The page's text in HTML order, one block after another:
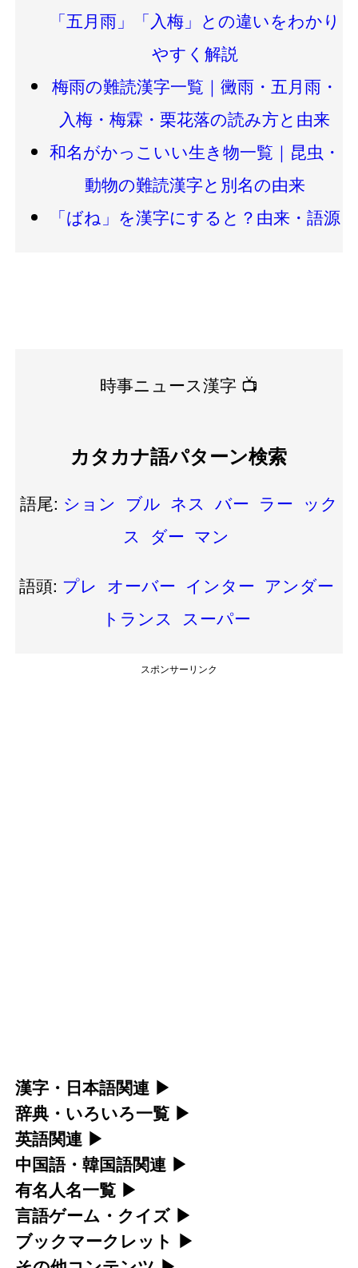
「五月雨」「入梅」との違いをわかり
やすく解説
梅雨の難読漢字一覧｜黴雨・五月雨・
入梅・梅霖・栗花落の読み方と由来
和名がかっこいい生き物一覧｜昆虫・
動物の難読漢字と別名の由来
「ばね」を漢字にすると？由来・語源
時事ニュース漢字 📺
カタカナ語パターン検索
語尾: ション ブル ネス バー ラー ック
ス ダー マン
語頭: プレ オーバー インター アンダー
トランス
スーパー
スポンサーリンク
漢字・日本語関連 ▶
漢字の読み方検索、手書き入力、書き順練習な
ど、日本語学習に役立つツールを集めていま
す。
人名漢字辞典 - 読み方検索
手書き漢字入力
辞典・いろいろ一覧 ▶
部首・画数別の漢字一覧、熟語辞典、地名・駅
名検索など、各種リファレンスツールです。
部首画数別漢字一覧
常用漢字一覧
英語関連 ▶
カタカナ語・略語の意味検索、発音記号、リス
ニング練習など英語学習ツールです。
カタカナ語の意味・発音・類語辞典
中国語・韓国語関連 ▶
中国語のピンイン変換、韓国語の手書き入力な
ど、アジア言語学習ツールです。
有名人名一覧 ▶
海外セレブやスポーツ選手の名前の読み方・発
音を確認できます。
言語ゲーム・クイズ ▶
四字熟語パズルや漢字クイズなど、楽しみなが
ブックマークレット ▶